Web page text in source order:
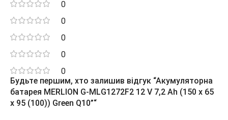
0
0
0
0
0
Будьте першим, хто залишив відгук “Акумуляторна
батарея MERLION G-MLG1272F2 12 V 7,2 Ah (150 x 65
x 95 (100)) Green Q10”“